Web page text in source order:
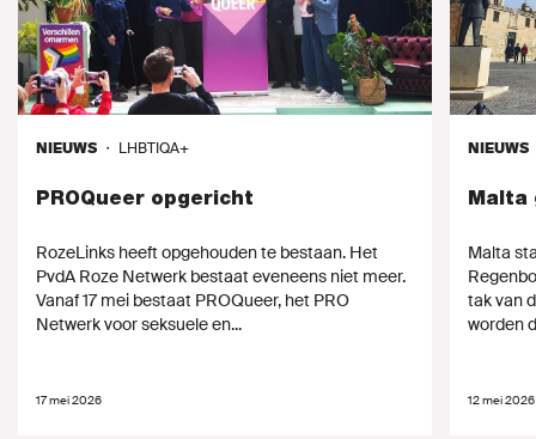
NIEUWS ・ LHBTIQA+
PROQueer opgericht
RozeLinks heeft opgehouden te bestaan. Het
PvdA Roze Netwerk bestaat eveneens niet meer.
Vanaf 17 mei bestaat PROQueer, het PRO
Netwerk voor seksuele en...
17 mei 2026
NIEUWS
Malta
Malta
tak van
worden
12 mei 2026